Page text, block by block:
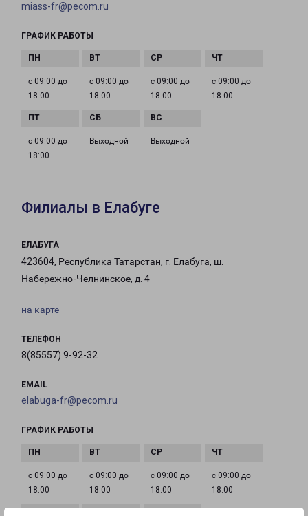
miass-fr@pecom.ru
ГРАФИК РАБОТЫ
с 09:00 до
18:00
с 09:00 до
18:00
с 09:00 до
18:00
с 09:00 до
18:00
с 09:00 до
18:00
Выходной Выходной
Филиалы в Елабуге
ЕЛАБУГА
423604, Республика Татарстан, г. Елабуга, ш.
Набережно-Челнинское, д. 4
на карте
ТЕЛЕФОН
8(85557) 9-92-32
EMAIL
elabuga-fr@pecom.ru
ГРАФИК РАБОТЫ
с 09:00 до
18:00
с 09:00 до
18:00
с 09:00 до
18:00
с 09:00 до
18:00